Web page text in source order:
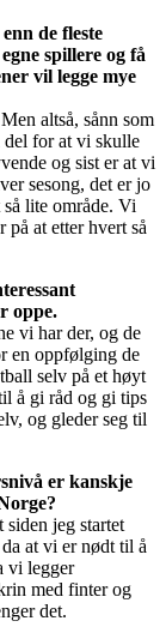
de fleste
spillere og få
vil legge mye
altså, sånn som
del for at vi skulle
og sist er at vi
sesong, det er jo
lite område. Vi
på at etter hvert så
oppe.
vi har der, og de
en oppfølging de
selv på et høyt
å gi råd og gi tips
og gleder seg til
er kanskje
jeg startet
at vi er nødt til å
vi legger
med finter og
det.